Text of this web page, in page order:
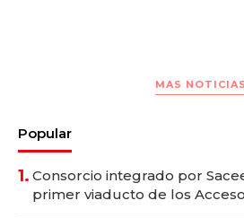
MAS NOTICIAS
Popular
1. Consorcio integrado por
primer viaducto de los